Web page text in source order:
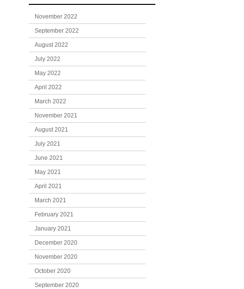
November 2022
September 2022
August 2022
July 2022
May 2022
April 2022
March 2022
November 2021
August 2021
July 2021
June 2021
May 2021
April 2021
March 2021
February 2021
January 2021
December 2020
November 2020
October 2020
September 2020